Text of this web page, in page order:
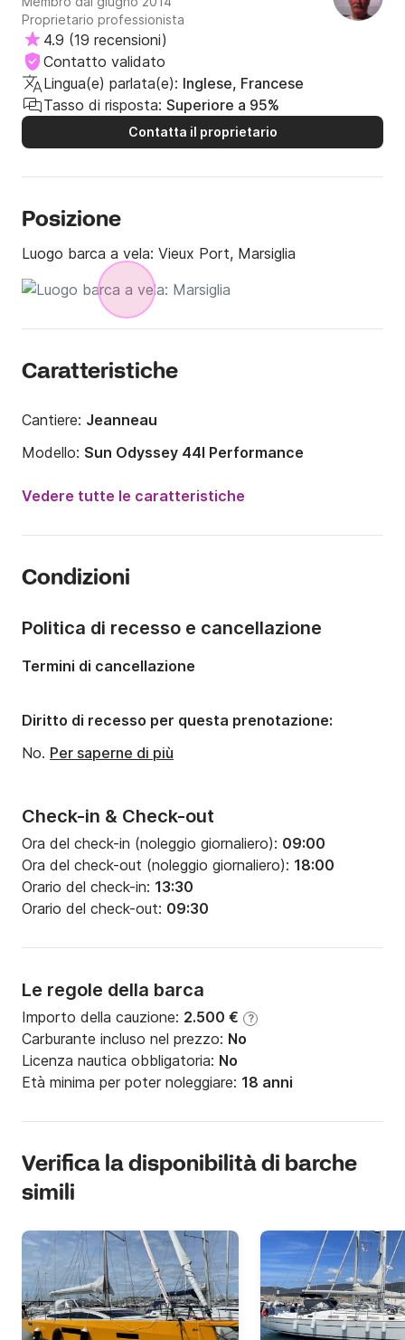
Proprietario professionista
4.9 (19 recensioni)
Contatto validato
Lingua(e) parlata(e): Inglese, Francese
Tasso di risposta: Superiore a 95%
Contatta il proprietario
Posizione
Luogo barca a vela: Vieux Port, Marsiglia
Caratteristiche
Cantiere: Jeanneau
Modello: Sun Odyssey 44I Performance
Numero di posti letto:
Potenza del motore:75CV
Vedere tutte le caratteristiche
Condizioni
Check-in & Check-out
Ora del check-in (noleggio giornaliero): 09:00
Ora del check-out (noleggio giornaliero): 18:00
Orario del check-in: 13:30
Orario del check-out: 09:30
Le regole della barca
Importo della cauzione: 2.500 € ?
Carburante incluso nel prezzo: No
Licenza nautica obbligatoria: No
Età minima per poter noleggiare: 18 anni
Politica di recesso e cancellazione
Termini di cancellazione
Diritto di recesso per questa prenotazione:
No. Per saperne di più
Verifica la disponibilità di barche
simili